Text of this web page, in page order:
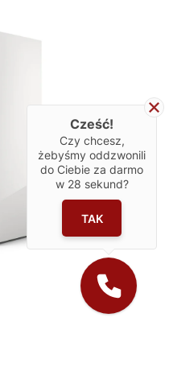
Cześć!
Czy chcesz,
żebyśmy oddzwonili
do Ciebie za darmo
w 28 sekund?
TAK